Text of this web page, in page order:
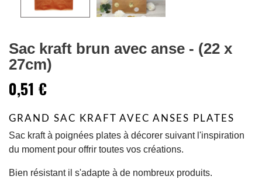
Sac kraft brun avec anse - (22 x
27cm)
0,51 €
GRAND SAC KRAFT AVEC ANSES PLATES
Sac kraft à poignées plates à décorer suivant l'inspiration
du moment pour offrir toutes vos créations.
Bien résistant il s'adapte à de nombreux produits.